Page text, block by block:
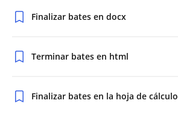
Finalizar bates en docx
Terminar bates en html
Finalizar bates en la hoja de cálculo